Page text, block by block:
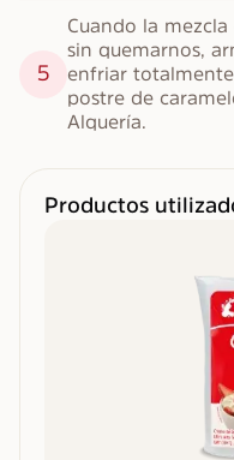
5
Cuando la
sin quemarnos,
enfriar
postre de
Alquería.
Productos